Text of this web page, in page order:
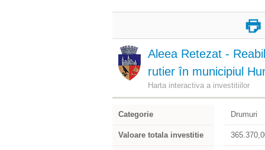
Aleea Retezat -
rutier în municipiul
Harta interactiva a investitiilor
Categorie Drumuri
Valoare totala investitie